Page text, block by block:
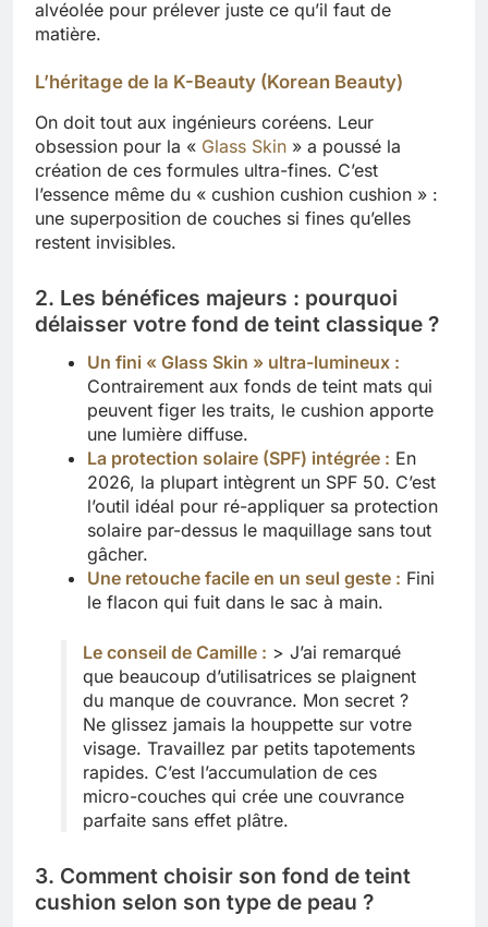
alvéolée pour prélever juste ce qu’il faut de
matière.
L’héritage de la K-Beauty (Korean Beauty)
On doit tout aux ingénieurs coréens. Leur
obsession pour la « Glass Skin » a poussé la
création de ces formules ultra-fines. C’est
l’essence même du « cushion cushion cushion » :
une superposition de couches si fines qu’elles
restent invisibles.
2. Les bénéfices majeurs : pourquoi
délaisser votre fond de teint classique ?
Un fini « Glass Skin » ultra-lumineux :
Contrairement aux fonds de teint mats qui
peuvent figer les traits, le cushion apporte
une lumière diffuse.
La protection solaire (SPF) intégrée : En
2026, la plupart intègrent un SPF 50. C’est
l’outil idéal pour ré-appliquer sa protection
solaire par-dessus le maquillage sans tout
gâcher.
Une retouche facile en un seul geste : Fini
le flacon qui fuit dans le sac à main.
Le conseil de Camille : > J’ai remarqué
que beaucoup d’utilisatrices se plaignent
du manque de couvrance. Mon secret ?
Ne glissez jamais la houppette sur votre
visage. Travaillez par petits tapotements
rapides. C’est l’accumulation de ces
micro-couches qui crée une couvrance
parfaite sans effet plâtre.
3. Comment choisir son fond de teint
cushion selon son type de peau ?